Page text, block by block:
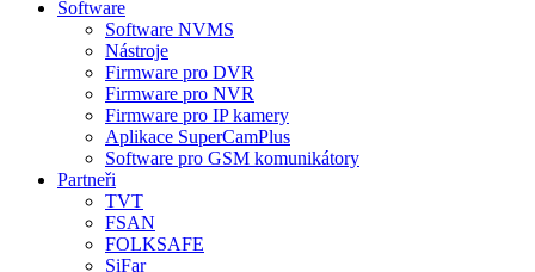
Software
Software NVMS
Nástroje
Firmware pro DVR
Firmware pro NVR
Firmware pro IP kamery
Aplikace SuperCamPlus
Software pro GSM komunikátory
Partneři
TVT
FSAN
FOLKSAFE
SiFar